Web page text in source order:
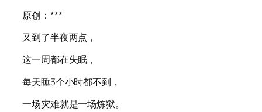
原创：***
又到了半夜两点，
这一周都在失眠，
每天睡3个小时都不到，
一场灾难就是一场炼狱。